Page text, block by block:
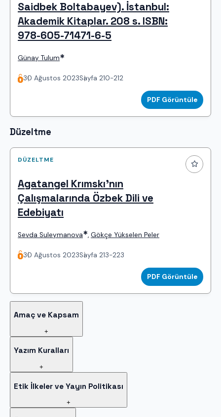
Saidbek Boltabayev). İstanbul:
Akademik Kitaplar. 208 s. ISBN:
978-605-71471-6-5
Günay Tulum*
30 Ağustos 2023Sayfa 210-212
PDF Görüntüle
Düzeltme
DÜZELTME
Agatangel Krımskı’nın
Çalışmalarında Özbek Dili ve
Edebiyatı
Sevda Suleymanova*, Gökçe Yükselen Peler
30 Ağustos 2023Sayfa 213-223
PDF Görüntüle
Amaç ve Kapsam
+
Yazım Kuralları
+
Etik İlkeler ve Yayın Politikası
+